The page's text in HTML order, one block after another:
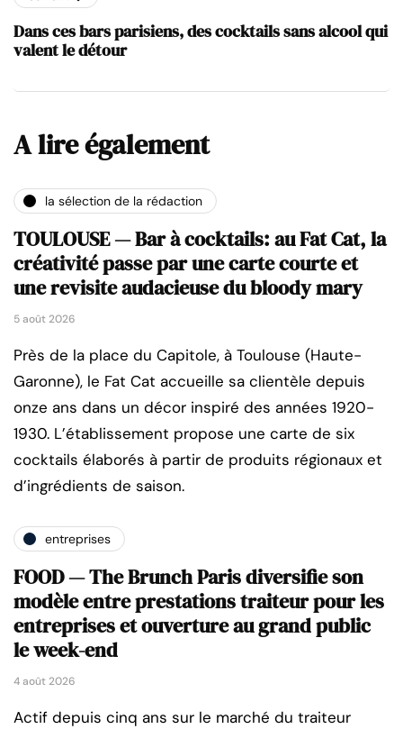
Dans ces bars parisiens, des cocktails sans alcool qui
valent le détour
A lire également
la sélection de la rédaction
TOULOUSE — Bar à cocktails: au Fat Cat, la
créativité passe par une carte courte et
une revisite audacieuse du bloody mary
5 août 2026
Près de la place du Capitole, à Toulouse (Haute-
Garonne), le Fat Cat accueille sa clientèle depuis
onze ans dans un décor inspiré des années 1920-
1930. L’établissement propose une carte de six
cocktails élaborés à partir de produits régionaux et
d’ingrédients de saison.
entreprises
FOOD — The Brunch Paris diversifie son
modèle entre prestations traiteur pour les
entreprises et ouverture au grand public
le week-end
4 août 2026
Actif depuis cinq ans sur le marché du traiteur